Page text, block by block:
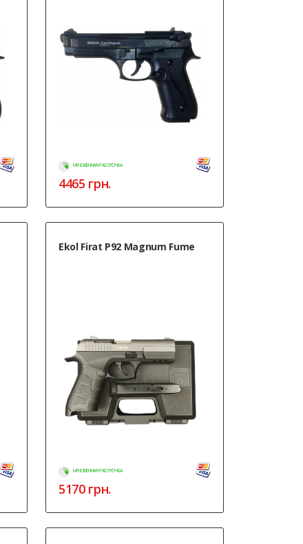
МГНОВЕННАЯ РАССРОЧКА
4465 грн.
Ekol Firat P92 Magnum Fume
МГНОВЕННАЯ РАССРОЧКА
5170грн.